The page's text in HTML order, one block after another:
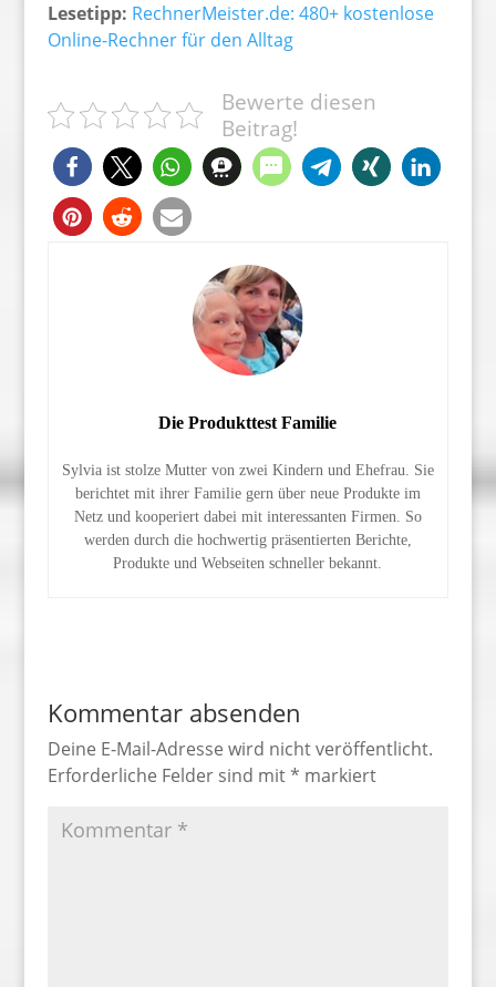
Lesetipp: RechnerMeister.de: 480+ kostenlose
Online-Rechner für den Alltag
Bewerte diesen
Beitrag!
Die Produkttest Familie
Sylvia ist stolze Mutter von zwei Kindern und Ehefrau. Sie
berichtet mit ihrer Familie gern über neue Produkte im
Netz und kooperiert dabei mit interessanten Firmen. So
werden durch die hochwertig präsentierten Berichte,
Produkte und Webseiten schneller bekannt.
Kommentar absenden
Deine E-Mail-Adresse wird nicht veröffentlicht.
Erforderliche Felder sind mit* markiert